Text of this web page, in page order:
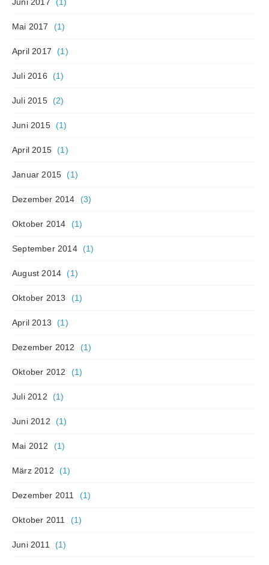
Mai 2017 (1)
April 2017 (1)
Juli 2016 (1)
Juli 2015 (2)
Juni 2015 (1)
April 2015 (1)
Januar 2015 (1)
Dezember 2014 (3)
Oktober 2014 (1)
September 2014 (1)
August 2014 (1)
Oktober 2013 (1)
April 2013 (1)
Dezember 2012 (1)
Oktober 2012 (1)
Juli 2012 (1)
Juni 2012 (1)
Mai 2012 (1)
März 2012 (1)
Dezember 2011 (1)
Oktober 2011 (1)
Juni 2011 (1)